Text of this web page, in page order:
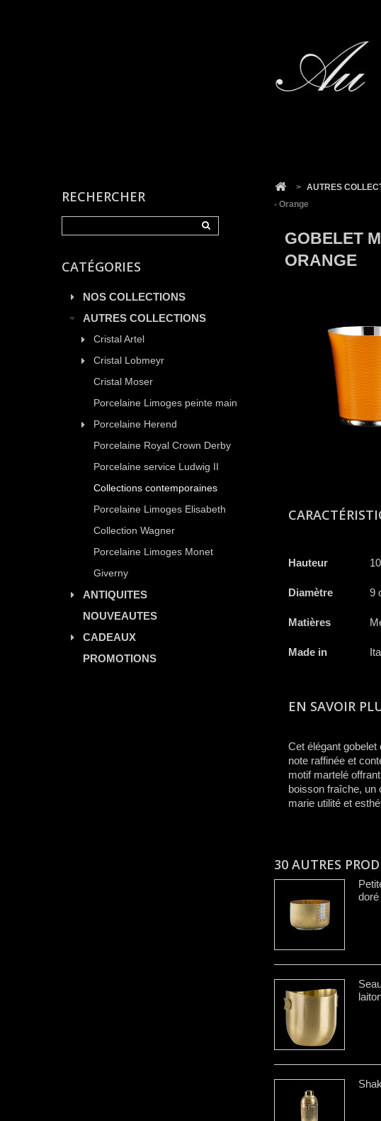
RECHERCHER
CATÉGORIES
NOS COLLECTIONS
AUTRES COLLECTIONS
Cristal Artel
Cristal Lobmeyr
Cristal Moser
Porcelaine Limoges peinte main
Porcelaine Herend
Porcelaine Royal Crown Derby
Porcelaine service Ludwig II
Collections contemporaines
Porcelaine Limoges Elisabeth
Collection Wagner
Porcelaine Limoges Monet
Giverny
ANTIQUITES
NOUVEAUTES
CADEAUX
PROMOTIONS
> AUTRES
- Orange
GOBELET
ORANGE
Hauteur
Diamètre 9
Matières
Made in
EN SAVOIR
Cet élégant gobelet
note raffinée et
motif martelé offrant
boisson fraîche, un
marie utilité et
30 AUTRES